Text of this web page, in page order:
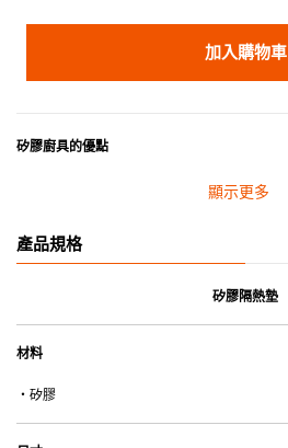
加入購物車
矽膠廚具的優點
• 耐熱高達250℃，耐冷低至-40℃。
• 不會容易吸取食物氣味。
產品規格
矽膠隔熱墊
材料
・矽膠